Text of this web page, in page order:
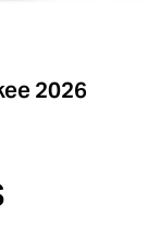
2026